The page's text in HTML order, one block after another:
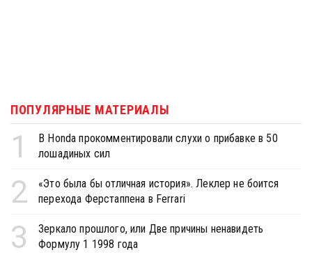
ПОПУЛЯРНЫЕ МАТЕРИАЛЫ
1
В Honda прокомментировали слухи о прибавке в 50
лошадиных сил
2
«Это была бы отличная история». Леклер не боится
перехода Ферстаппена в Ferrari
3
Зеркало прошлого, или Две причины ненавидеть
Формулу 1 1998 года